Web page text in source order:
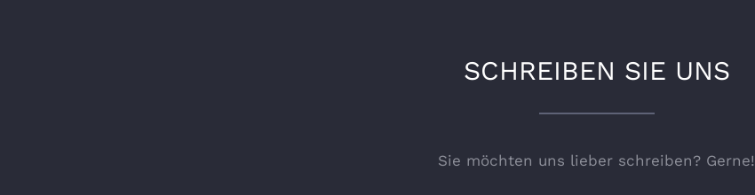
SCHREIBEN SIE UNS
Sie möchten uns lieber schreiben? Gerne!